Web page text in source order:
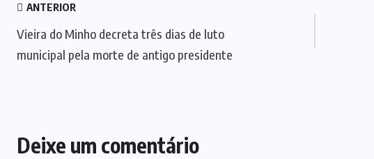
ANTERIOR
Vieira do Minho decreta três dias de luto
municipal pela morte de antigo presidente
Deixe um comentário